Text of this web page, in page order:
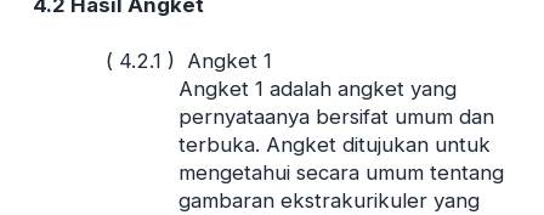
4.2 Hasil Angket
( 4.2.1 ) Angket 1
Angket 1 adalah angket yang
pernyataanya bersifat umum dan
terbuka. Angket ditujukan untuk
mengetahui secara umum tentang
gambaran ekstrakurikuler yang